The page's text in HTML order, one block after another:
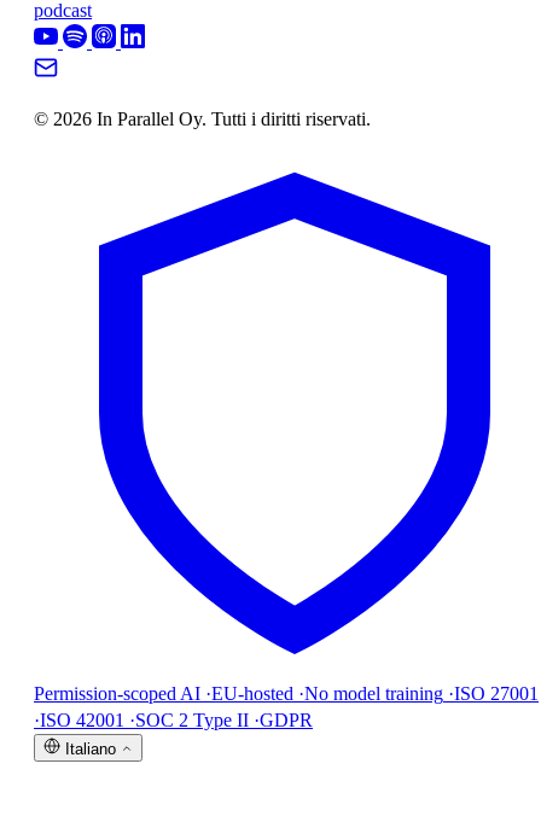
podcast
© 2026 In Parallel Oy. Tutti i diritti riservati.
Permission-scoped AI ·EU-hosted ·No model training ·ISO 27001
·ISO 42001 ·SOC 2 Type II ·GDPR
Italiano